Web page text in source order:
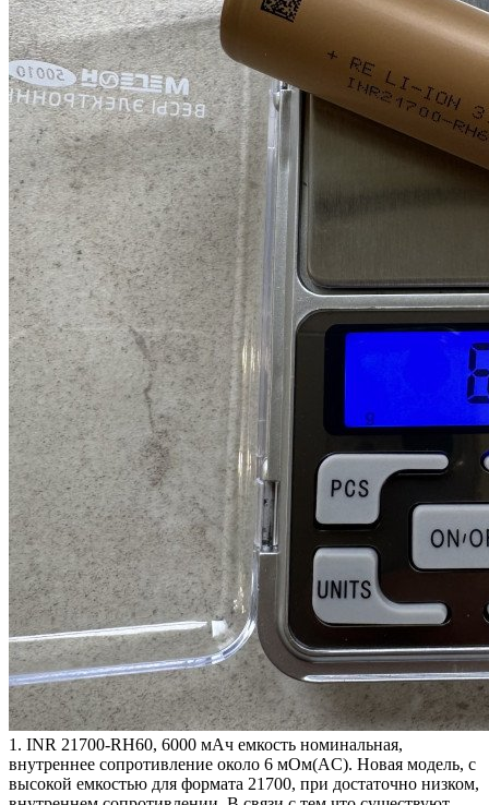
1. INR 21700-RH60, 6000 мАч емкость номинальная,
внутреннее сопротивление около 6 мОм(AC). Новая модель, с
высокой емкостью для формата 21700, при достаточно низком,